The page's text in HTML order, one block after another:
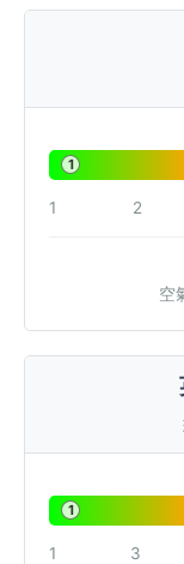
1
1 2
空
1
1 3